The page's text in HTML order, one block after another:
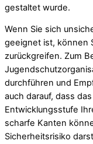
gestaltet wurde.
Wenn Sie sich
geeignet ist, können
zurückgreifen. Zum
durchführen und
auch darauf, dass
Entwicklungsstufe
scharfe Kanten
Sicherheitsrisiko